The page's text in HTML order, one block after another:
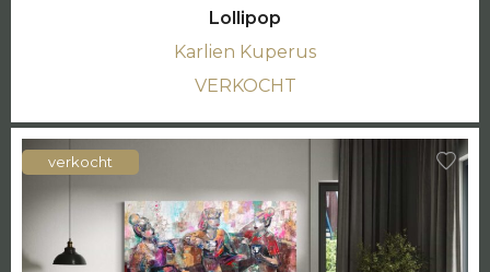
Lollipop
Karlien Kuperus
VERKOCHT
verkocht